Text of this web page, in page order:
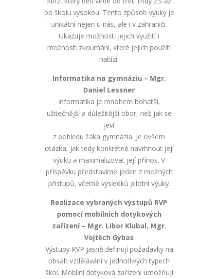
po školu vysokou. Tento způsob výuky je
unikátní nejen u nás, ale i v zahraničí.
Ukazuje možnosti jejich využití i
možnosti zkoumání, které jejich použití
nabízí.
Informatika na gymnáziu – Mgr.
Daniel Lessner
Informatika je mnohem bohatší,
užitečnější a důležitější obor, než jak se
jeví
z pohledu žáka gymnázia. Je ovšem
otázka, jak tedy konkrétně navrhnout její
výuku a maximalizovat její přínos. V
příspěvku představíme jeden z možných
přístupů, včetně výsledků pilotní výuky.
Realizace vybraných výstupů RVP
pomocí mobilních dotykových
zařízení – Mgr. Libor Klubal, Mgr.
Vojtěch Gybas
Výstupy RVP jasně definují požadavky na
obsah vzdělávání v jednotlivých typech
škol. Mobilní dotyková zařízení umožňují